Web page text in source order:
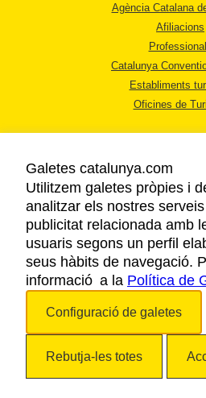
Agència Catalana
Afiliacions
Catalunya
Establiments
Oficines de
AVÍS LEGAL
POLÍTICA DE
COOKIES
Galetes catalunya.com
Utilitzem galetes pròpies i
analitzar els nostres
publicitat relacionada amb
usuaris segons un perfil
seus hàbits de navegació.
informació a la Política de
Configuració de galetes
Rebutja-les totes